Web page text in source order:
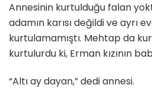
Annesinin kurtulduğu falan
adamın karısı değildi ve ayrı
kurtulamamıştı. Mehtap da
kurtulurdu ki, Erman kızının
“Altı ay dayan,” dedi annesi.